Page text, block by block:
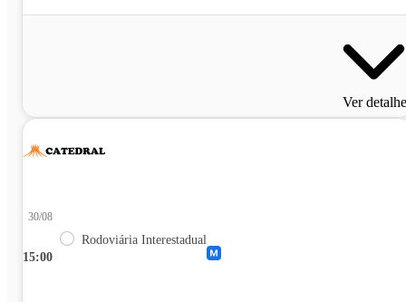
Ver
15:00
30/08
Rodoviária Interestadual